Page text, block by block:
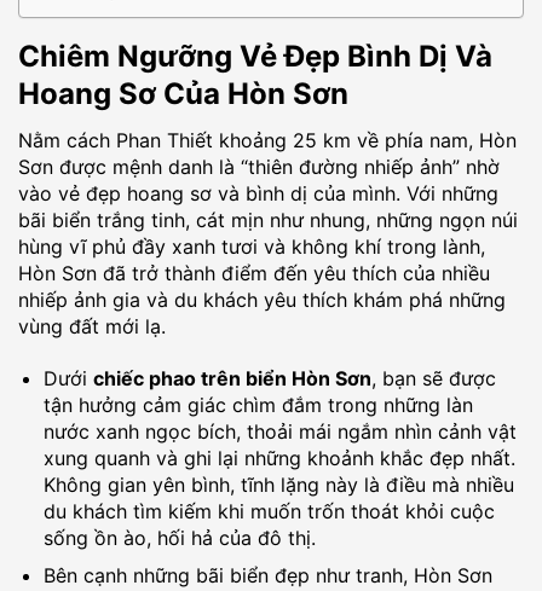
Chiêm Ngưỡng Vẻ Đẹp Bình Dị Và
Hoang Sơ Của Hòn Sơn
Nằm cách Phan Thiết khoảng 25 km về phía nam, Hòn
Sơn được mệnh danh là “thiên đường nhiếp ảnh” nhờ
vào vẻ đẹp hoang sơ và bình dị của mình. Với những
bãi biển trắng tinh, cát mịn như nhung, những ngọn núi
hùng vĩ phủ đầy xanh tươi và không khí trong lành,
Hòn Sơn đã trở thành điểm đến yêu thích của nhiều
nhiếp ảnh gia và du khách yêu thích khám phá những
vùng đất mới lạ.
Dưới chiếc phao trên biển Hòn Sơn, bạn sẽ được
tận hưởng cảm giác chìm đắm trong những làn
nước xanh ngọc bích, thoải mái ngắm nhìn cảnh vật
xung quanh và ghi lại những khoảnh khắc đẹp nhất.
Không gian yên bình, tĩnh lặng này là điều mà nhiều
du khách tìm kiếm khi muốn trốn thoát khỏi cuộc
sống ồn ào, hối hả của đô thị.
Bên cạnh những bãi biển đẹp như tranh, Hòn Sơn